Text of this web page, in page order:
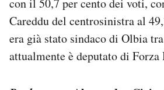
con il 50,7 per cento dei voti,
Careddu del centrosinistra al
era già stato sindaco di Olbia
attualmente è deputato di